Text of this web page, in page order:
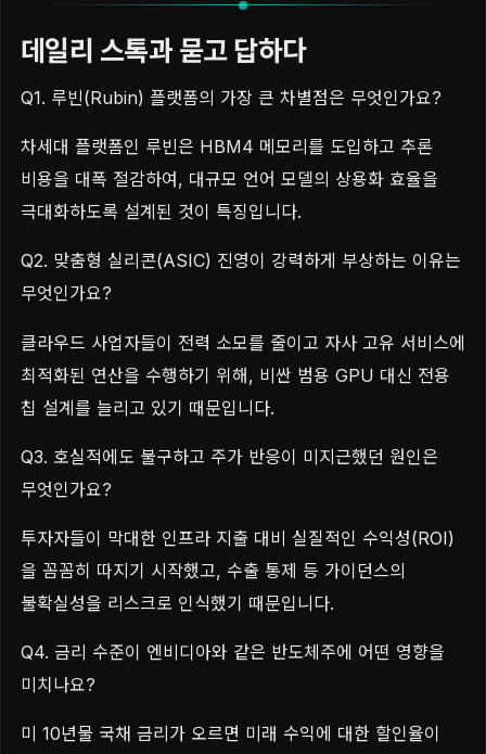
데일리 스톡과 묻고 답하다
Q1. 루빈(Rubin) 플랫폼의 가장 큰 차별점은 무엇인가요?
차세대 플랫폼인 루빈은 HBM4 메모리를 도입하고 추론
비용을 대폭 절감하여, 대규모 언어 모델의 상용화 효율을
극대화하도록 설계된 것이 특징입니다.
Q2. 맞춤형 실리콘(ASIC) 진영이 강력하게 부상하는 이유는
무엇인가요?
클라우드 사업자들이 전력 소모를 줄이고 자사 고유 서비스에
최적화된 연산을 수행하기 위해, 비싼 범용 GPU 대신 전용
칩 설계를 늘리고 있기 때문입니다.
Q3. 호실적에도 불구하고 주가 반응이 미지근했던 원인은
무엇인가요?
투자자들이 막대한 인프라 지출 대비 실질적인 수익성(ROI)
을 꼼꼼히 따지기 시작했고, 수출 통제 등 가이던스의
불확실성을 리스크로 인식했기 때문입니다.
Q4. 금리 수준이 엔비디아와 같은 반도체주에 어떤 영향을
미치나요?
미 10년물 국채 금리가 오르면 미래 수익에 대한 할인율이